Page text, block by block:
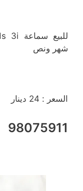
شهر ونص
السعر : 24 دينار
98075911